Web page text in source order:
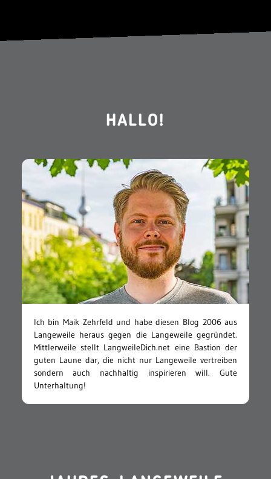
HALLO!
Ich bin Maik Zehrfeld und habe diesen Blog 2006 aus
Langeweile heraus gegen die Langeweile gegründet.
Mittlerweile stellt LangweileDich.net eine Bastion der
guten Laune dar, die nicht nur Langeweile vertreiben
sondern auch nachhaltig inspirieren will. Gute
Unterhaltung!